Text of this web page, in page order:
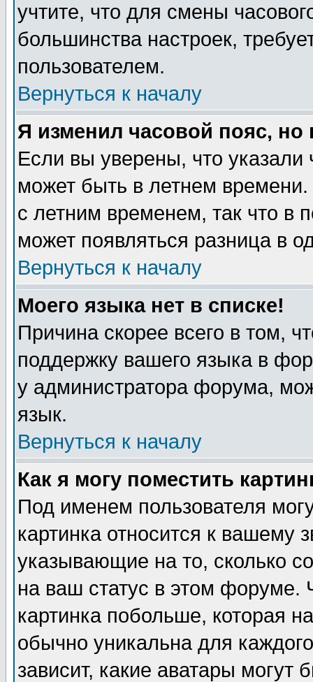
учтите, что для смены
большинства настроек,
пользователем.
Вернуться к началу
Я изменил часовой пояс,
Если вы уверены, что указали
может быть в летнем
с летним временем, так что в
может появляться разница в
Вернуться к началу
Моего языка нет в списке!
Причина скорее всего в том,
поддержку вашего языка в
у администратора форума,
язык.
Вернуться к началу
Как я могу поместить
Под именем пользователя
картинка относится к вашему
указывающие на то, сколько
на ваш статус в этом форуме.
картинка побольше, которая
обычно уникальна для
зависит, какие аватары могут